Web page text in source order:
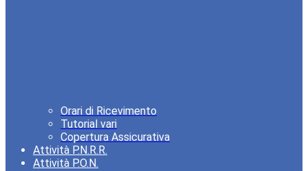
Orari di Ricevimento
Tutorial vari
Copertura Assicurativa
Attività P.N.R.R.
Attività P.O.N.